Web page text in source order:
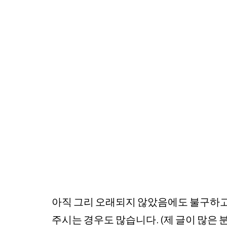
아직 그리 오래되지 않았음에도 불구하
주시는 경우도 많습니다. (제 글이 많은